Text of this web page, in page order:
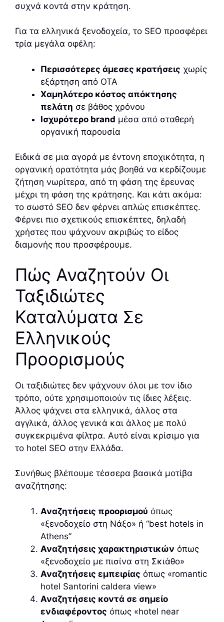
συχνά κοντά στην κράτηση.
Για τα ελληνικά ξενοδοχεία, το SEO προσφέρει
τρία μεγάλα οφέλη:
Περισσότερες άμεσες κρατήσεις χωρίς
εξάρτηση από OTA
Χαμηλότερο κόστος απόκτησης
πελάτη σε βάθος χρόνου
Ισχυρότερο brand μέσα από σταθερή
οργανική παρουσία
Ειδικά σε μια αγορά με έντονη εποχικότητα, η
οργανική ορατότητα μάς βοηθά να κερδίζουμε
ζήτηση νωρίτερα, από τη φάση της έρευνας
μέχρι τη φάση της κράτησης. Και κάτι ακόμα:
το σωστό SEO δεν φέρνει απλώς επισκέπτες.
Φέρνει πιο σχετικούς επισκέπτες, δηλαδή
χρήστες που ψάχνουν ακριβώς το είδος
διαμονής που προσφέρουμε.
Πώς Αναζητούν Οι
Ταξιδιώτες
Καταλύματα Σε
Ελληνικούς
Προορισμούς
Οι ταξιδιώτες δεν ψάχνουν όλοι με τον ίδιο
τρόπο, ούτε χρησιμοποιούν τις ίδιες λέξεις.
Άλλος ψάχνει στα ελληνικά, άλλος στα
αγγλικά, άλλος γενικά και άλλος με πολύ
συγκεκριμένα φίλτρα. Αυτό είναι κρίσιμο για
το hotel SEO στην Ελλάδα.
Συνήθως βλέπουμε τέσσερα βασικά μοτίβα
αναζήτησης:
Αναζητήσεις προορισμού όπως
«ξενοδοχείο στη Νάξο» ή “best hotels in
Athens”
Αναζητήσεις χαρακτηριστικών όπως
«ξενοδοχείο με πισίνα στη Σκιάθο»
Αναζητήσεις εμπειρίας όπως «romantic
hotel Santorini caldera view»
Αναζητήσεις κοντά σε σημείο
ενδιαφέροντος όπως «hotel near